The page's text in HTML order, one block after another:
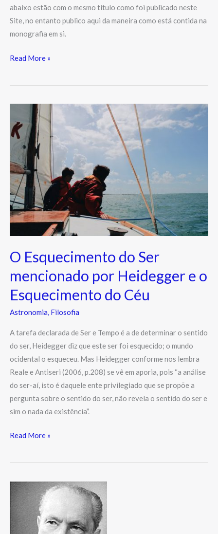
abaixo estão com o mesmo título como foi publicado neste
Site, no entanto publico aqui da maneira como está contida na
monografia em si.
Read More »
O Esquecimento do Ser
mencionado por Heidegger e o
Esquecimento do Céu
Astronomia, Filosofia
A tarefa declarada de Ser e Tempo é a de determinar o sentido
do ser, Heidegger diz que este ser foi esquecido; o mundo
ocidental o esqueceu. Mas Heidegger conforme nos lembra
Reale e Antiseri (2006, p.208) se vê em aporia, pois “a análise
do ser-aí, isto é daquele ente privilegiado que se propõe a
pergunta sobre o sentido do ser, não revela o sentido do ser e
sim o nada da existência”.
Esquecimento
do
mencionado
por
Heidegger
e
o
Esquecimento
Céu
Read More »
Heidegger
os
Gregos: